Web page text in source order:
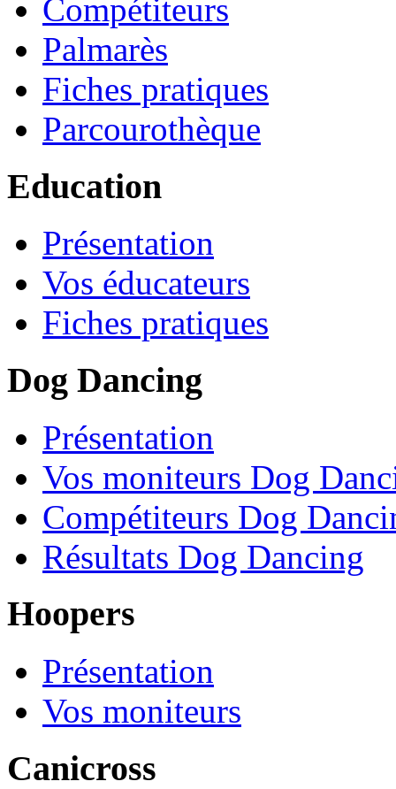
Compétiteurs
Palmarès
Fiches pratiques
Parcourothèque
Education
Présentation
Vos éducateurs
Fiches pratiques
Dog Dancing
Présentation
Vos moniteurs Dog
Compétiteurs Dog
Résultats Dog Dancing
Hoopers
Présentation
Vos moniteurs
Canicross